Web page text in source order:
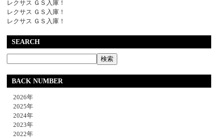
レクサス ＧＳ入庫！
レクサス ＧＳ入庫！
レクサス ＧＳ入庫！
SEARCH
BACK NUMBER
2026年
2025年
2024年
2023年
2022年